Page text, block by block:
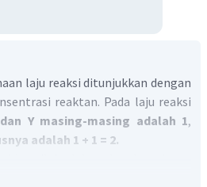
laju reaksi ditunjukkan dengan
reaktan. Pada laju reaksi
Y masing-masing adalah 1,
adalah 1 + 1 = 2.